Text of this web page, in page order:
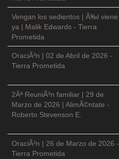
Vengan los sedientos | Ã‰l viene
ya | Malik Edwards - Tierra
Prometida
OraciÃ³n | 02 de Abril de 2026 -
Tierra Prometida
2Âª ReuniÃ³n familiar | 29 de
Marzo de 2026 | AlimÃ©ntate -
Roberto Stevenson E.
OraciÃ³n | 26 de Marzo de 2026 -
Tierra Prometida